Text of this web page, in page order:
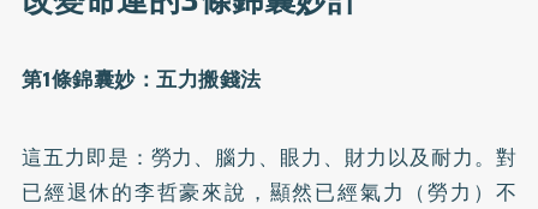
第1條錦囊妙：五力搬錢法
這五力即是：勞力、腦力、眼力、財力以及耐力。對
已經退休的李哲豪來說，顯然已經氣力（勞力）不